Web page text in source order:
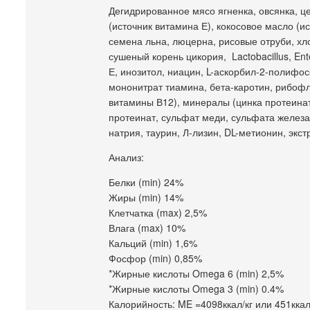
Дегидрированное мясо ягненка, овсянка,
(источник витамина Е), кокосовое масло
семена льна, люцерна, рисовые отруби,
сушеный корень цикория, Lactobacillus,
Е, инозитол, ниацин, L-аскорбил-2-
мононитрат тиамина, бета-каротин,
витамины В12), минералы (цинка
протеинат, сульфат меди, сульфата
натрия, таурин, Л-лизин, DL-метионин,
Анализ:
Белки (min) 24%
Жиры (min) 14%
Клетчатка (max) 2,5%
Влага (max) 10%
Кальций (min) 1,6%
Фосфор (min) 0,85%
*Жирные кислоты Omega 6 (min) 2,5%
*Жирные кислоты Omega 3 (min) 0.4%
Калорийность: ME =4098ккал/кг или